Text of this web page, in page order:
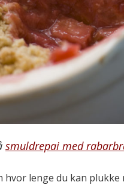
smuldrepai med
hvor lenge du kan